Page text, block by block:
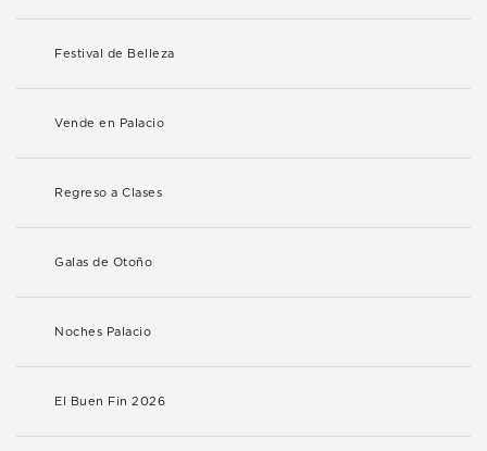
Festival de Belleza
Vende en Palacio
Regreso a Clases
Galas de Otoño
Noches Palacio
El Buen Fin 2026